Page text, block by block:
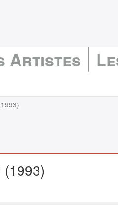
Artistes
(1993)